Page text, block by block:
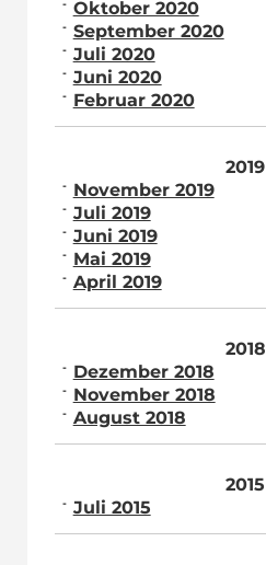
Oktober 2020
September 2020
Juli 2020
Juni 2020
Februar 2020
2019
November 2019
Juli 2019
Juni 2019
Mai 2019
April 2019
2018
Dezember 2018
November 2018
August 2018
2015
Juli 2015